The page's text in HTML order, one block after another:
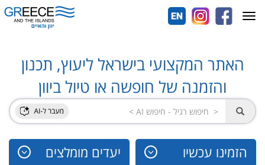
האתר המקצועי בישראל ליעוץ, תכנון
והזמנה של חופשה או טיול ביוון
הזמינו עכשיו יעדים מומלצים
Toggle
navigation